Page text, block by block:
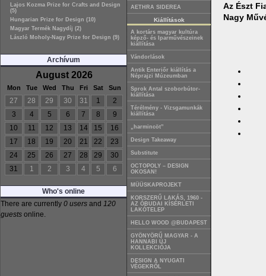
Lajos Kozma Prize for Crafts and Design
(5)
Hungarian Prize for Design (10)
Magyar Termék Nagydíj (2)
László Moholy-Nagy Prize for Design (9)
Archívum
August 2026
Mon Tue Wed Thu Fri Sat Sun
27 28 29 30 31 1
2
3
4 5 6 7 8
9
10
11 12 13 14 15
16
17
18 19 20 21 22
23
24
25 26 27 28 29
30
31
1 2 3 4 5 6
Who's online
There are currently 0 users and 120
guests online.
AETHRA SIDEREA
Kiállítások
A kortárs magyar kultúra
képző- és Iparművészeinek
kiállítása
Vándorlások
Antik Enteriőr kiállítás a
Néprajzi Múzeumban
Sprok Antal szoborbútor-
kiállítása
Térélmény - Vizsgamunkák
kiállítása
„harmincöt”
Design Takeaway
Substitute
OCTOPOLY – DESIGN
OKOSAN!
MÜÜSKAPROJEKT
KORSZERŰ LAKÁS, 1960 -
AZ ÓBUDAI KÍSÉRLETI
LAKÓTELEP
HELLO WOOD @BUDAPEST
GYÖNYÖRŰ MAGYAR - A
HANNABI ÚJ
KOLLEKCIÓJA
DESIGN A NYUGATI
VÉGEKRŐL
Az Észt
Nagy